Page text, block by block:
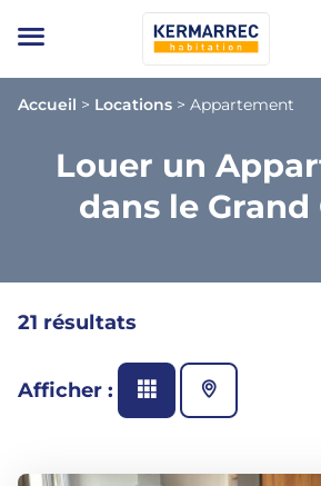
Accueil > Locations > Appartement
Louer un
dans le Grand
21 résultats
Afficher :